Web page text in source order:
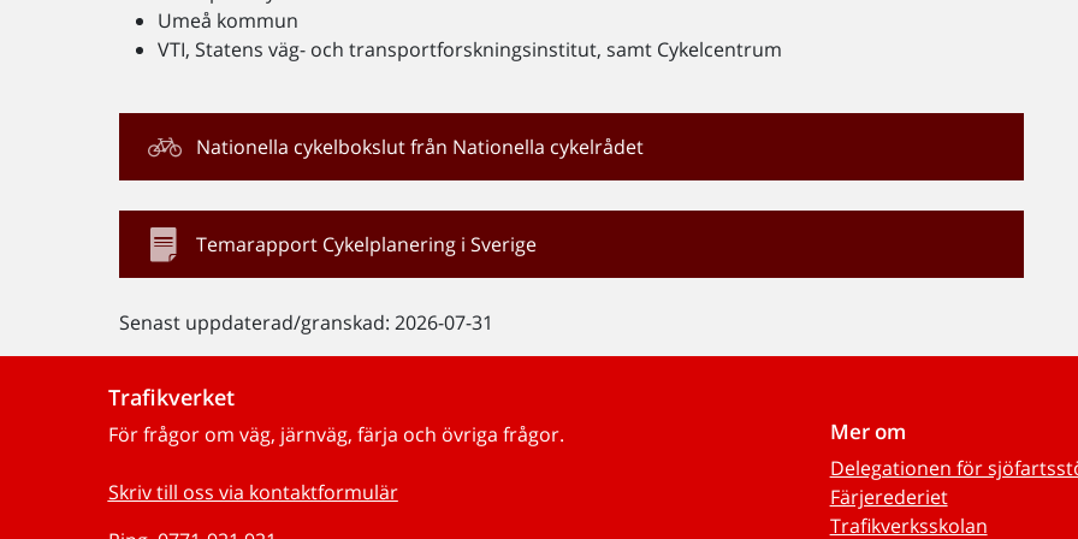
Umeå kommun
VTI, Statens väg- och transportforskningsinstitut, samt Cykelcentrum
Nationella cykelbokslut från Nationella cykelrådet
Temarapport Cykelplanering i Sverige
Senast uppdaterad/granskad: 2026-07-31
Trafikverket
För frågor om väg, järnväg, färja och övriga frågor.
Skriv till oss via kontaktformulär
Mer om
Delegationen för
Färjerederiet
Trafikverksskolan